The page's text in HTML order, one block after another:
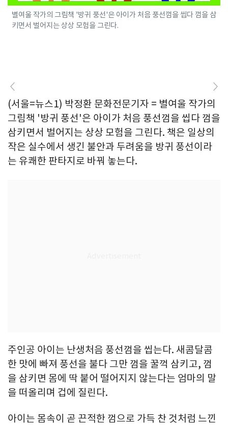
별여울 작가의 그림책 '방귀 풍선'은 아이가 처음 풍선껌을 씹다 껌을 삼
키면서 벌어지는 상상 모험을 그린다.
(서울=뉴스1) 박정환 문화전문기자 = 별여울 작가의
그림책 '방귀 풍선'은 아이가 처음 풍선껌을 씹다 껌을
삼키면서 벌어지는 상상 모험을 그린다. 책은 일상의
작은 실수에서 생긴 불안과 두려움을 방귀 풍선이라
는 유쾌한 판타지로 바꿔 놓는다.
주인공 아이는 난생처음 풍선껌을 씹는다. 새콤달콤
한 맛에 빠져 풍선을 불다 그만 껌을 꿀꺽 삼키고, 껌
을 삼키면 몸에 딱 붙어 떨어지지 않는다는 엄마의 말
을 떠올리며 겁에 질린다.
아이는 몸속이 곧 끈적한 껌으로 가득 찬 것처럼 느낀